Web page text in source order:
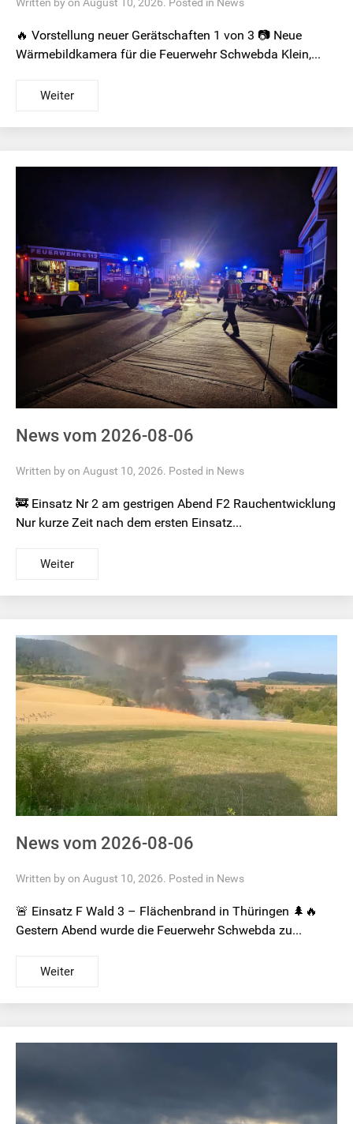
🔥 Vorstellung neuer Gerätschaften 1 von 3 📷 Neue
Wärmebildkamera für die Feuerwehr Schwebda Klein,...
Weiter
News vom 2026-08-06
Written by on August 10, 2026. Posted in News
🚒 Einsatz Nr 2 am gestrigen Abend F2 Rauchentwicklung
Nur kurze Zeit nach dem ersten Einsatz...
Weiter
News vom 2026-08-06
Written by on August 10, 2026. Posted in News
🚨 Einsatz F Wald 3 – Flächenbrand in Thüringen 🌲🔥
Gestern Abend wurde die Feuerwehr Schwebda zu...
Weiter